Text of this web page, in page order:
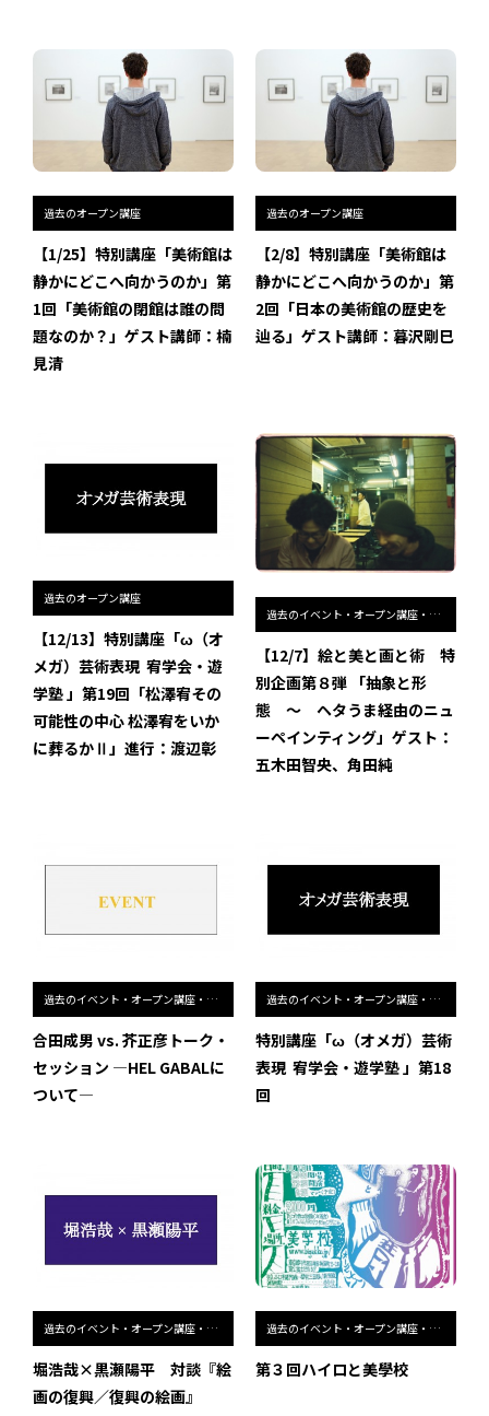
過去のイベント
過去のオープン講座
過去の展覧会
配信中のオンライン講座
全ての記事ページ
過去のオープン講座
【1/25】特別講座「美術館は
静かにどこへ向かうのか」第
1回「美術館の閉館は誰の問
題なのか？」ゲスト講師：楠
見清
過去のオープン講座
【2/8】特別講座「美術館は
静かにどこへ向かうのか」第
2回「日本の美術館の歴史を
辿る」ゲスト講師：暮沢剛巳
過去のオープン講座
【12/13】特別講座「ω（オ
メガ）芸術表現 ―― 宥学会・遊
学塾 」第19回「松澤宥その
可能性の中心 ――松澤宥をいか
に葬るかⅡ」進行：渡辺彰
過去のイベント・オープン講座・展覧会
【12/7】絵と美と画と術 特
別企画第８弾 「抽象と形
態 ～ ヘタうま経由のニュ
ーペインティング」ゲスト：
五木田智央、角田純
過去のイベント・オープン講座・展覧会
合田成男 vs. 芥正彦トーク・
セッション ―HEL GABALに
ついて―
過去のイベント・オープン講座・展覧会
特別講座「ω（オメガ）芸術
表現 ―― 宥学会・遊学塾 」第18
回
過去のイベント・オープン講座・展覧会
堀浩哉×黒瀬陽平 対談『絵
画の復興／復興の絵画』
過去のイベント・オープン講座・展覧会
第３回ハイロと美學校